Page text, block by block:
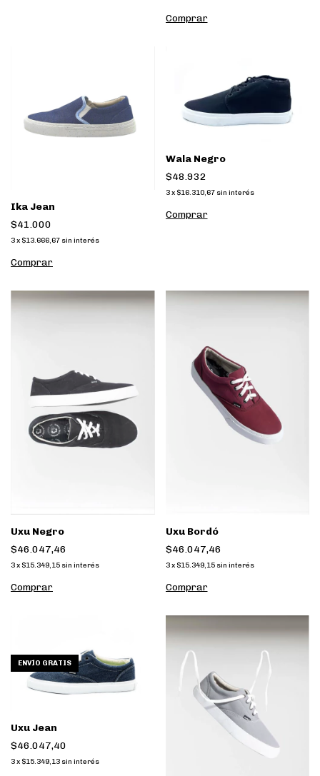
Comprar
Ika Jean
$41.000
3x $13.666,67 sin interés
Comprar
Wala Negro
$48.932
3 x $16.310,67 sin interés
Comprar
Uxu Negro
$46.047,46
3x $15.349,15 sin interés
Comprar
Uxu Bordó
$46.047,46
3 x $15.349,15 sin interés
Comprar
ENVÍO GRATIS
Uxu Jean
$46.047,40
3x $15.349,13 sin interés